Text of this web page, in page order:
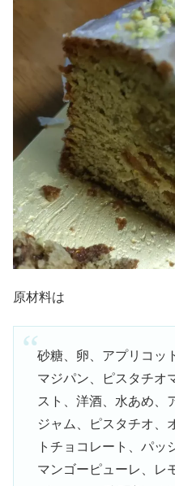
原材料は
砂糖、卵、アプリコッ
マジパン、ピスタチオ
スト、洋酒、水あめ、
ジャム、ピスタチオ、
トチョコレート、パッ
マンゴーピューレ、レ